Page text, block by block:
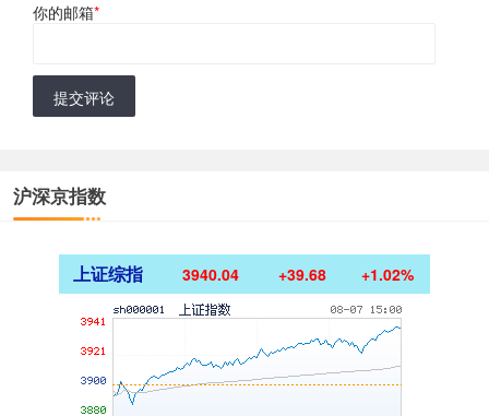
你的邮箱*
提交评论
沪深京指数
上证综指 3940.04 +39.68 +1.02%